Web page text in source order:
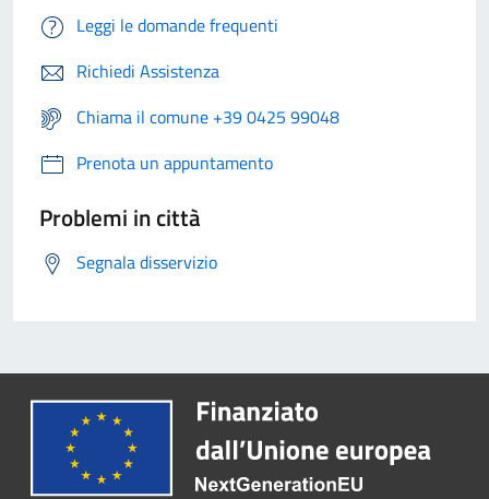
Leggi le domande frequenti
Richiedi Assistenza
Chiama il comune +39 0425 99048
Prenota un appuntamento
Problemi in città
Segnala disservizio